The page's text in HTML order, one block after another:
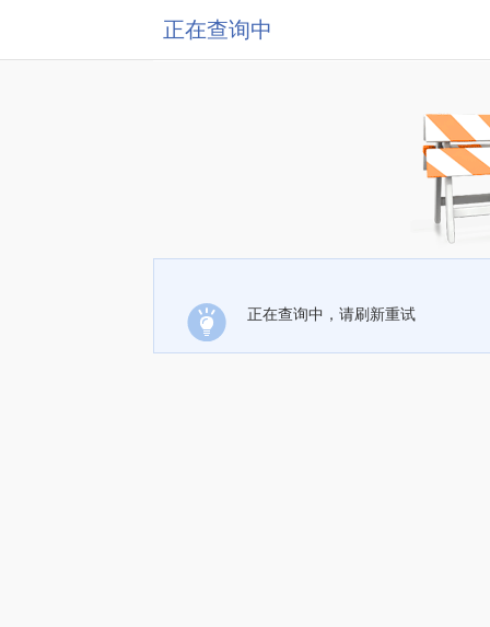
正在查询中
正在查询中，请刷新重试